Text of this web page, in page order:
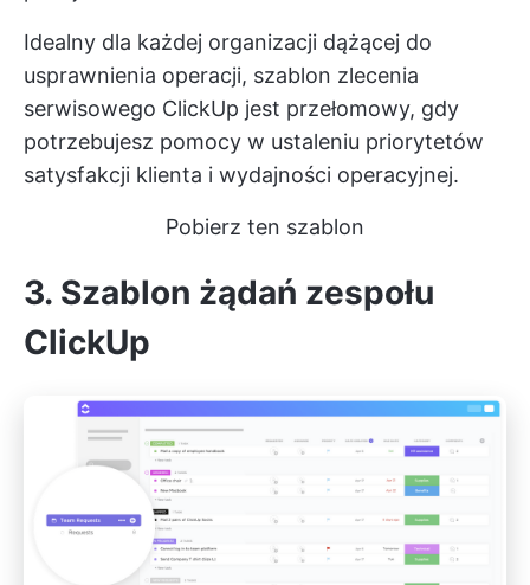
Idealny dla każdej organizacji dążącej do
usprawnienia operacji, szablon zlecenia
serwisowego ClickUp jest przełomowy, gdy
potrzebujesz pomocy w ustaleniu priorytetów
satysfakcji klienta i wydajności operacyjnej.
Pobierz ten szablon
3. Szablon żądań zespołu
ClickUp